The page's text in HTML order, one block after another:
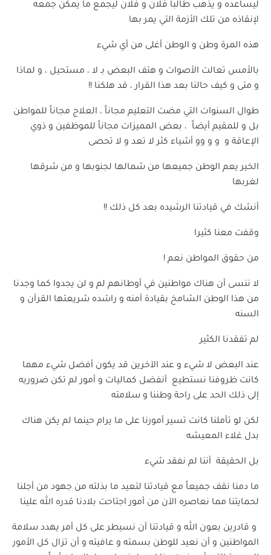
ليساعده و يذهب طالباً فلان و فلان ليجمع ما يمكن جمعه
لإنقاذه من تلك الأزمة التي يمر بها
هذه المرة وطن و الوطن أغلى من أي شيء
بالأمس تعالت الأصوات و هتف البعض بـ لا ، مستحيل ، و لماذا
و متى و كيف حالنا بعد هذا القرار ، قد هلكنا !!
طوال السنوات التي مضت التعليم مجاناً ، العلاج مجاناً للمواطن
بل و للمقيم أيضاً ، بعض المميزات مجاناً للموظفين و ذوي
الإعاقة و و و وو أشياء كثر لا تعد و لا تحصى
الخير يعم الوطن جميعها من شمالها لجنوبها و من شرقها
لغربها
أنشك في قيادتنا الرشيده بعد كل ذلك !!
وقفت معنا كثيرا
من حقوق المواطن نعم !
لا ننسى أن هناك مواطنين في أوطانهم لم و لن يجدوا كما وجدنا
من هذا الوطن الشامخ بقيادة آمنه و راشده شريعتها القرآن و
السنه
لم تفقدنا الكثير
عند البعض لا شيء و عند الآخرين قد يكون أفضل شيء مهما
كانت ظروفنا نستطيع أنفضل كماليات و أمور لم تكن ضروريه
إلى ذلك الحد على راحة وطننا و سلامته
لكن لو تأملنا كانت تسير أمورنا على ما يرام حينما لم يكن هناك
بدل غلاء المعيشه
بل الحقيقة أننا لم نفقد شيء
ما دمنا نقف جميعاً مع قيادتنا لتعيد ما بذلته من جهود من أجلنا
لحمايتنا مما نعاصره الآن من أمور اجتاحت بلادنا قدره الله علينا
و قادرين بعون الله و قيادتنا أن نسيطر على كل أمر يهدد سلامة
المواطنين و أن نعيد للوطن بسمته و عافيته و أن تزال كل الأمور